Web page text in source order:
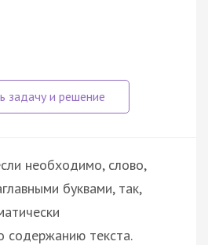
необходимо, слово,
буквами, так,
содержанию текста.